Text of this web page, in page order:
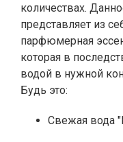
количествах.
представляет из
парфюмерная
которая в
водой в нужной
Будь это:
Свежая вода